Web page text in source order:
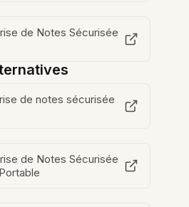
de Notes Sécurisée
de notes sécurisée
de Notes Sécurisée